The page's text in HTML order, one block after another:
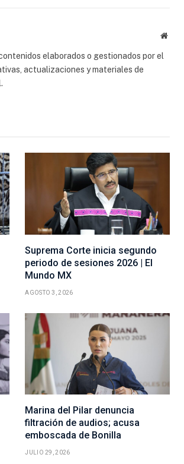
Sitio
elaborados o gestionados por el
actualizaciones y materiales de
Suprema Corte inicia segundo
periodo de sesiones 2026 | El
Mundo MX
AGOSTO 3, 2026
Marina del Pilar denuncia
filtración de audios; acusa
emboscada de Bonilla
JULIO 29, 2026